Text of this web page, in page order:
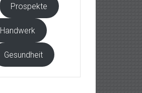
Prospekte
Handwerk
Gesundheit